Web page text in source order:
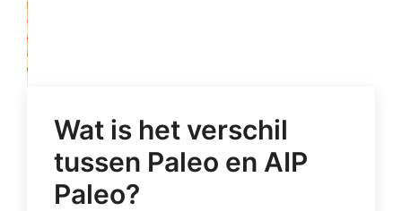
Wat is het verschil
tussen Paleo en AIP
Paleo?